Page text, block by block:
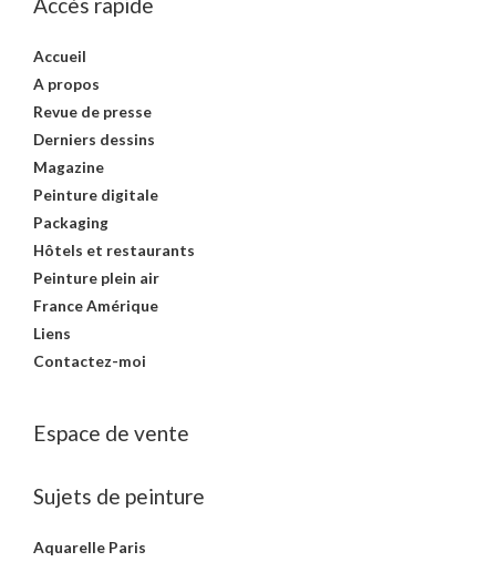
Accès rapide
Accueil
A propos
Revue de presse
Derniers dessins
Magazine
Peinture digitale
Packaging
Hôtels et restaurants
Peinture plein air
France Amérique
Liens
Contactez-moi
Espace de vente
Sujets de peinture
Aquarelle Paris